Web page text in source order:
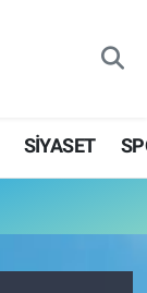
SİYASET